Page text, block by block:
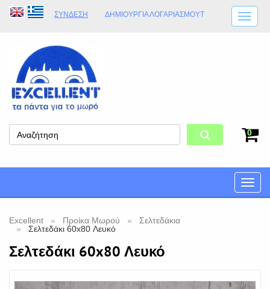
ΣΎΝΔΕΣΗ ΔΗΜΙΟΥΡΓΊΑ ΛΟΓΑΡΙΑΣΜΟΎT
ΩΡΆΡΙΟ ΚΑΤΑΣΤΉΜΑΤΟΣ
ΦΥΣΙΚΌ ΚΑΤΆΣΤΗΜΑ
0
Toggle
Excellent Προίκα Μωρού
Σελτεδάκια
Σελτεδάκι 60x80 Λευκό
Σελτεδάκι 60x80 Λευκό